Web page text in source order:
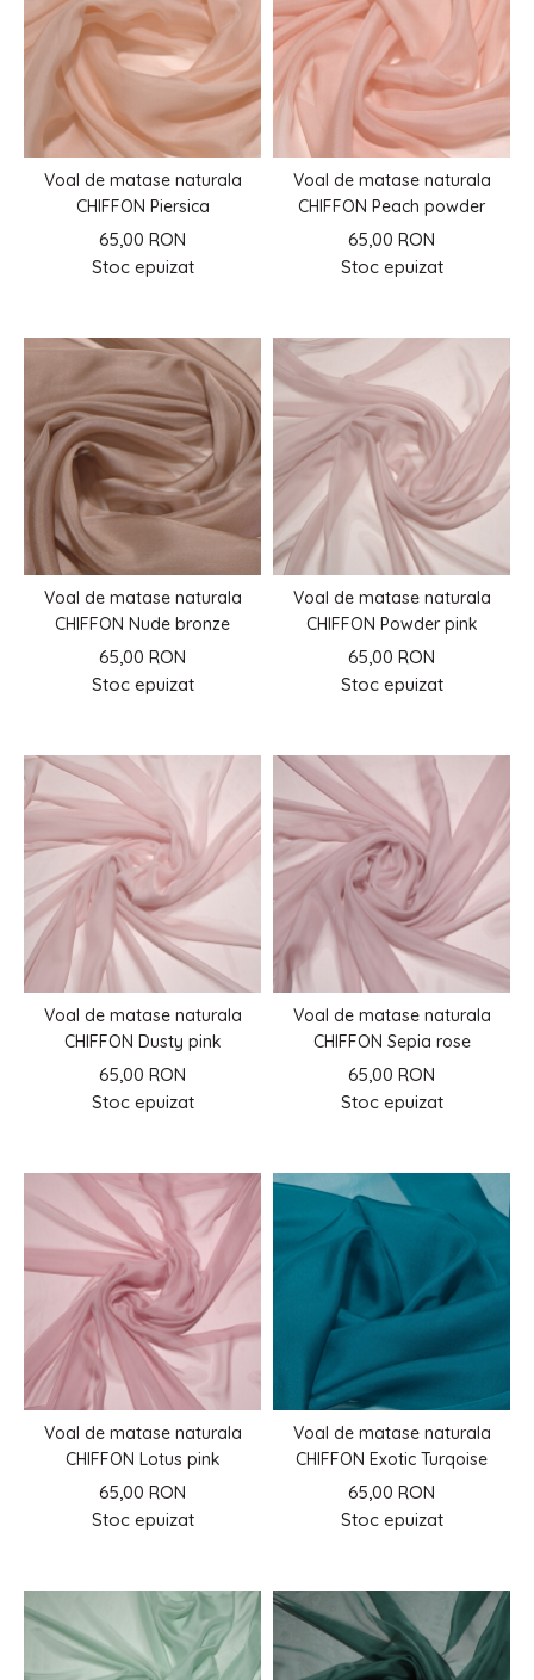
Voal de matase naturala
CHIFFON Piersica
65,00 RON
Stoc epuizat
Voal de matase naturala
CHIFFON Peach powder
65,00 RON
Stoc epuizat
Voal de matase naturala
CHIFFON Nude bronze
65,00 RON
Stoc epuizat
Voal de matase naturala
CHIFFON Powder pink
65,00 RON
Stoc epuizat
Voal de matase naturala
CHIFFON Dusty pink
65,00 RON
Stoc epuizat
Voal de matase naturala
CHIFFON Sepia rose
65,00 RON
Stoc epuizat
Voal de matase naturala
CHIFFON Lotus pink
65,00 RON
Stoc epuizat
Voal de matase naturala
CHIFFON Exotic Turqoise
65,00 RON
Stoc epuizat